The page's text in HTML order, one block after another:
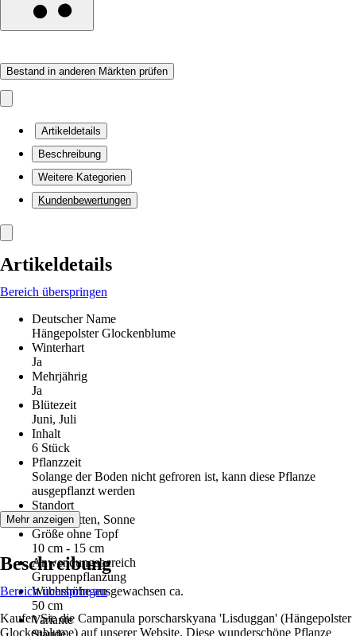
Bestand in anderen Märkten prüfen
Artikeldetails
Beschreibung
Weitere Kategorien
Kundenbewertungen
Artikeldetails
Bereich überspringen
Deutscher Name
Hängepolster Glockenblume
Winterhart
Ja
Mehrjährig
Ja
Blütezeit
Juni, Juli
Inhalt
6 Stück
Pflanzzeit
Solange der Boden nicht gefroren ist, kann diese Pflanze
ausgepflanzt werden
Standort
Halbschatten, Sonne
Größe ohne Topf
10 cm - 15 cm
Anwendungsbereich
Gruppenpflanzung
Wuchshöhe ausgewachsen ca.
50 cm
Variante
Mehr anzeigen
Beschreibung
Bereich überspringen
Kaufen Sie die Campanula porscharskyana 'Lisduggan' (Hängepolster
Glockenblume) auf unserer Website. Diese wunderschöne Pflanze